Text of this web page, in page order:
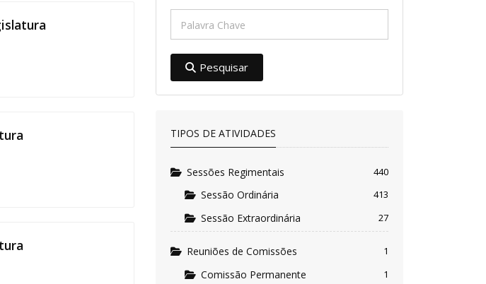
Pesquisar
TIPOS DE ATIVIDADES
Sessões Regimentais 440
Sessão Ordinária 413
Sessão Extraordinária 27
Reuniões de Comissões 1
Comissão Permanente 1